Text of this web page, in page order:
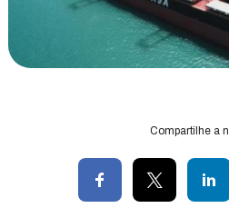
Compartilhe a